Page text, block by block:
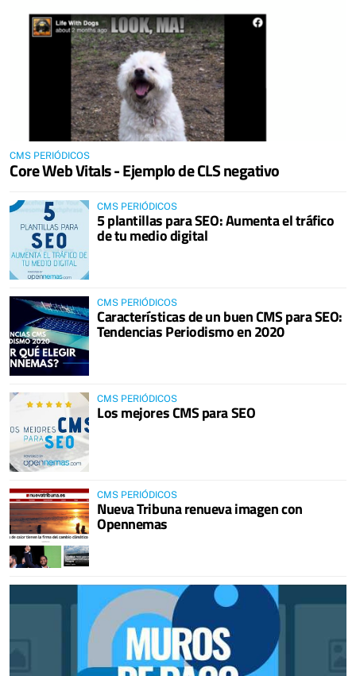
CMS PERIÓDICOS
Core Web Vitals - Ejemplo de CLS negativo
CMS PERIÓDICOS
5 plantillas para SEO: Aumenta el tráfico
de tu medio digital
CMS PERIÓDICOS
Características de un buen CMS para SEO:
Tendencias Periodismo en 2020
CMS PERIÓDICOS
Los mejores CMS para SEO
CMS PERIÓDICOS
Nueva Tribuna renueva imagen con
Opennemas